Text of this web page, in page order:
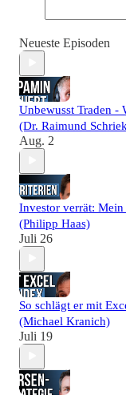
Neueste Episoden
Unbewusst Traden -
(Dr. Raimund
Aug. 2
Investor verrät:
(Philipp Haas)
Juli 26
So schlägt er mit
(Michael Kranich)
Juli 19